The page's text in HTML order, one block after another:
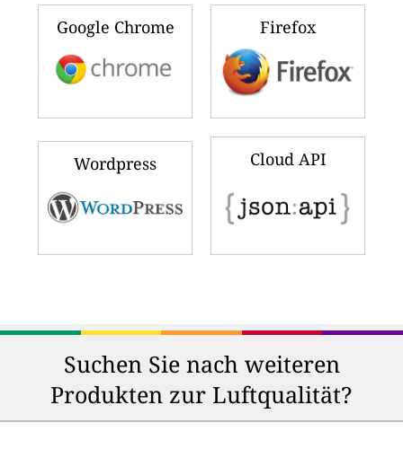
Google Chrome Firefox
Wordpress Cloud API
Suchen Sie nach weiteren
Produkten zur Luftqualität?